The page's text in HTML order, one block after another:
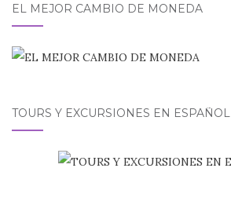
EL MEJOR CAMBIO DE MONEDA
TOURS Y EXCURSIONES EN ESPAÑOL